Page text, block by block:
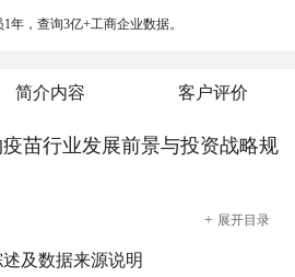
年，查询3亿+工商企业数据。
简介内容 客户评价
疫苗行业发展前景与投资战略规
+ 展开目录
及数据来源说明